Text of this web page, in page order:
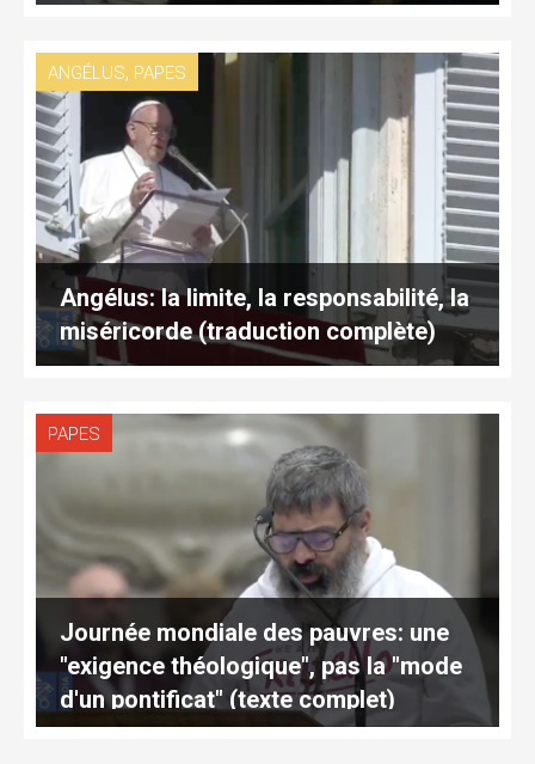
ANGÉLUS, PAPES
Angélus: la limite, la responsabilité, la
miséricorde (traduction complète)
PAPES
Journée mondiale des pauvres: une
"exigence théologique", pas la "mode
d'un pontificat" (texte complet)